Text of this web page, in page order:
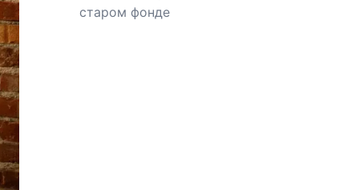
старом фонде